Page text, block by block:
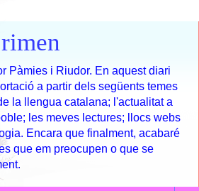
Pàmies i Riudor. En aquest diari
a partir dels següents temes
la llengua catalana; l'actualitat a
les meves lectures; llocs webs
Encara que finalment, acabaré
que em preocupen o que se